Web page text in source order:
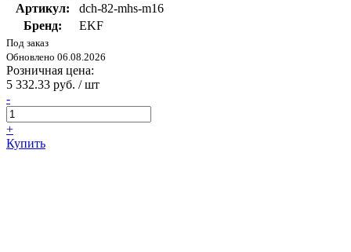
Артикул:
dch-82-mhs-m16
Бренд:
EKF
Под заказ
Обновлено 06.08.2026
Розничная цена:
5 332.33 руб. / шт
-
+
Купить